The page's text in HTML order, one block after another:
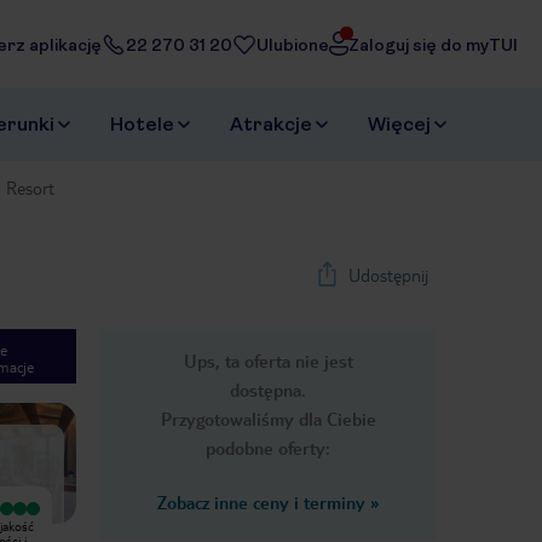
aplikację 22 270 31 20 Ulubione Zaloguj się do myTUI
Hotele Atrakcje Więcej
Resort
Udostępnij
Ups, ta oferta nie jest
dostępna.
Przygotowaliśmy dla Ciebie
podobne oferty:
Zobacz inne ceny i terminy »
Next slide
1/45
Wyjątkowy